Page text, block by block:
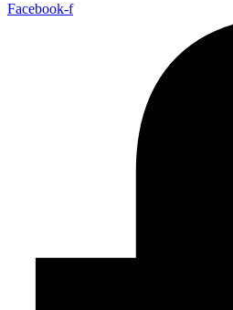
Facebook-f